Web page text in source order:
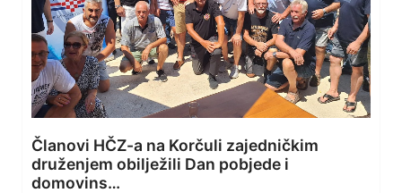
Članovi HČZ-a na Korčuli zajedničkim
druženjem obilježili Dan pobjede i
domovins…